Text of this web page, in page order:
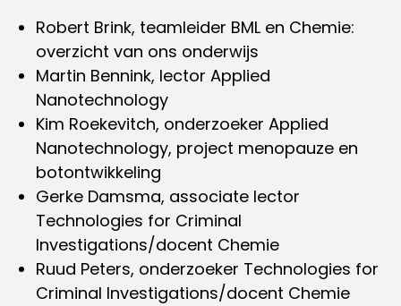
Robert Brink, teamleider BML en Chemie:
overzicht van ons onderwijs
Martin Bennink, lector Applied
Nanotechnology
Kim Roekevitch, onderzoeker Applied
Nanotechnology, project menopauze en
botontwikkeling
Gerke Damsma, associate lector
Technologies for Criminal
Investigations/docent Chemie
Ruud Peters, onderzoeker Technologies for
Criminal Investigations/docent Chemie